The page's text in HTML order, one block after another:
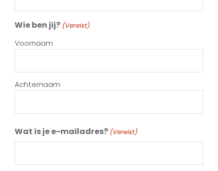
Wie ben jij? (Vereist)
Voornaam
Achternaam
Wat is je e-mailadres? (Vereist)